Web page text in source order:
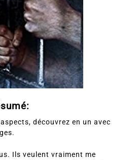
découvrez en un avec
Ils veulent vraiment me